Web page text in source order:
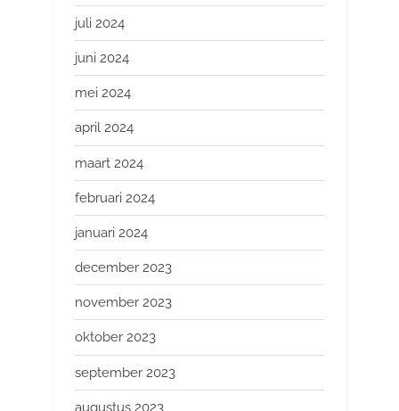
juli 2024
juni 2024
mei 2024
april 2024
maart 2024
februari 2024
januari 2024
december 2023
november 2023
oktober 2023
september 2023
augustus 2023